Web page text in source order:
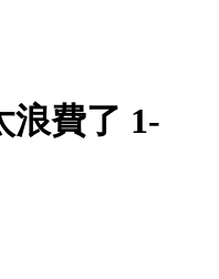
浪費了 1-